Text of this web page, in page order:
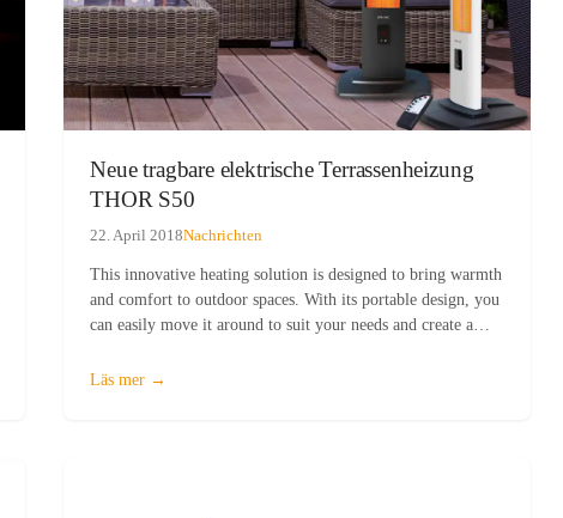
Neue tragbare elektrische Terrassenheizung
THOR S50
22. April 2018Nachrichten
This innovative heating solution is designed to bring warmth
and comfort to outdoor spaces. With its portable design, you
can easily move it around to suit your needs and create a
heater…